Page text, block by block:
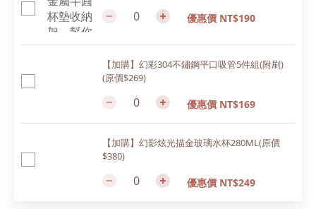
優惠價 NT$190
【加購】幻彩304不鏽鋼平口吸管5件組(附刷)
(原價$269)
優惠價 NT$169
【加購】幻影炫光描金玻璃水杯280ML(原價
$380)
優惠價 NT$249